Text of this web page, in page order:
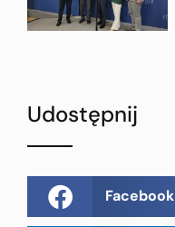
Udostępnij
Facebook